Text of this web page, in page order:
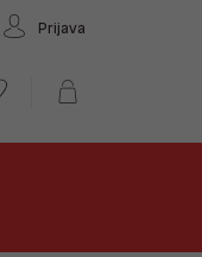
Prijava